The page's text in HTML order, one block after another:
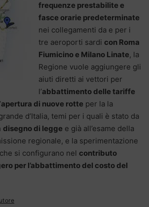
frequenze prestabilite e
fasce orarie predeterminate
nei collegamenti da e per i
tre aeroporti sardi con Roma
Fiumicino e Milano Linate, la
Regione vuole aggiungere gli
aiuti diretti ai vettori per
l’abbattimento delle tariffe
apertura di nuove rotte per la la
d’Italia, temi per i quali è stato da
disegno di legge e già all’esame della
regionale, e la sperimentazione
si configurano nel contributo
per l’abbattimento del costo del